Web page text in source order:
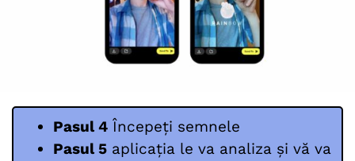
Pasul 4 Începeți semnele
Pasul 5 aplicația le va analiza și vă va